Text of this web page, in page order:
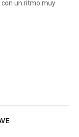
con un ritmo muy